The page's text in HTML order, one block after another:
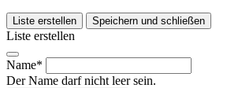
Liste erstellen Speichern und schließen
Liste erstellen
Name*
Der Name darf nicht leer sein.